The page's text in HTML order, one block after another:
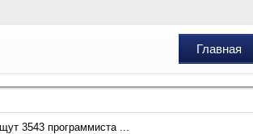
Главная
3543 программиста ...